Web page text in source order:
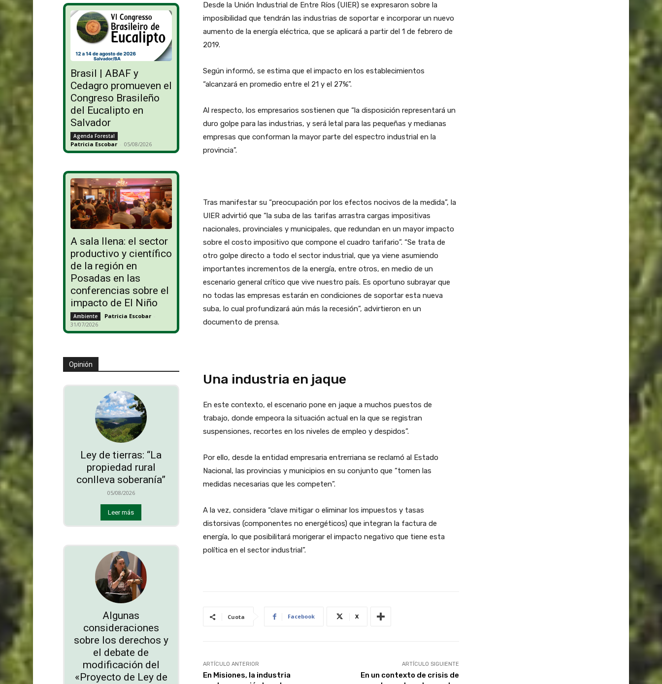
Brasil | ABAF y
Cedagro promueven el
Congreso Brasileño
del Eucalipto en
Salvador
Agenda Forestal
Patricia Escobar - 05/08/2026
A sala llena: el sector
productivo y científico
de la región en
Posadas en las
conferencias sobre el
impacto de El Niño
Ambiente Patricia Escobar -
31/07/2026
Opinión
Ley de tierras: “La
propiedad rural
conlleva soberanía”
05/08/2026
Leer más
Algunas
consideraciones
sobre los derechos y
el debate de
modificación del
«Proyecto de Ley de
Desde la Unión Industrial de Entre Ríos (UIER) se expresaron sobre la
imposibilidad que tendrán las industrias de soportar e incorporar un nuevo
aumento de la energía eléctrica, que se aplicará a partir del 1 de febrero de
2019.
Según informó, se estima que el impacto en los establecimientos
“alcanzará en promedio entre el 21 y el 27%”.
Al respecto, los empresarios sostienen que “la disposición representará un
duro golpe para las industrias, y será letal para las pequeñas y medianas
empresas que conforman la mayor parte del espectro industrial en la
provincia”.
Tras manifestar su “preocupación por los efectos nocivos de la medida”, la
UIER advirtió que “la suba de las tarifas arrastra cargas impositivas
nacionales, provinciales y municipales, que redundan en un mayor impacto
sobre el costo impositivo que compone el cuadro tarifario”. “Se trata de
otro golpe directo a todo el sector industrial, que ya viene asumiendo
importantes incrementos de la energía, entre otros, en medio de un
escenario general crítico que vive nuestro país. Es oportuno subrayar que
no todas las empresas estarán en condiciones de soportar esta nueva
suba, lo cual profundizará aún más la recesión”, advirtieron en un
documento de prensa.
Una industria en jaque
En este contexto, el escenario pone en jaque a muchos puestos de
trabajo, donde empeora la situación actual en la que se registran
suspensiones, recortes en los niveles de empleo y despidos”.
Por ello, desde la entidad empresaria entrerriana se reclamó al Estado
Nacional, las provincias y municipios en su conjunto que “tomen las
medidas necesarias que les competen”.
A la vez, considera “clave mitigar o eliminar los impuestos y tasas
distorsivas (componentes no energéticos) que integran la factura de
energía, lo que posibilitará morigerar el impacto negativo que tiene esta
política en el sector industrial”.
Cuota Facebook X
ARTÍCULO ANTERIOR
En Misiones, la industria
ARTÍCULO SIGUIENTE
En un contexto de crisis de